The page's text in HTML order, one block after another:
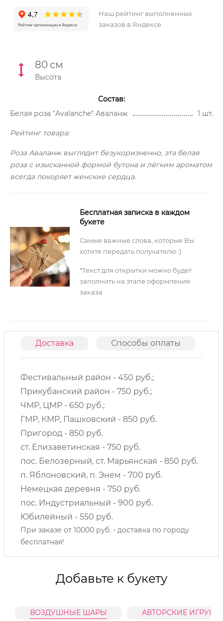
Наш рейтинг выполненных
заказов в Яндексе
80 см
Высота
Состав:
Белая роза "Avalanche" Аваланж
1 шт.
Рейтинг товара:
Роза Аваланж выглядит безукоризненно, эта белая
роза с изысканной формой бутона и лёгким ароматом
всегда покоряет женские сердца.
Бесплатная записка в каждом
букете
Самые важные слова, которые Вы
хотите передать получателю :)
*Текст для открытки можно будет
заполнить на этапе оформления
заказа
Доставка Способы оплаты
Фестивальный район - 450 руб.;
Прикубанский район - 750 руб.;
ЧМР, ЦМР - 650 руб.;
ГМР, КМР, Пашковский - 850 руб.
Пригород - 850 руб.
ст. Елизаветинская - 750 руб.
пос. Белозерный, ст. Марьянская - 850 руб.
п. Яблоновский, п. Энем - 700 руб.
Немецкая деревня - 750 руб.
пос. Индустриальный - 900 руб.
Юбилейный - 550 руб.
При заказе от 10000 руб. - доставка по городу
бесплатная!
Добавьте к букету
ВОЗДУШНЫЕ ШАРЫ АВТОРСКИЕ